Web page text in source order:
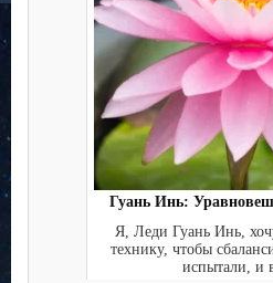
Гуань Инь:
Я, Леди Гуань Инь,
технику, чтобы
испытали, и